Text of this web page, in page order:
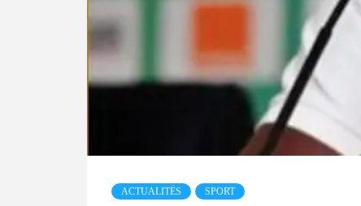
ACTUALITÉS SPORT